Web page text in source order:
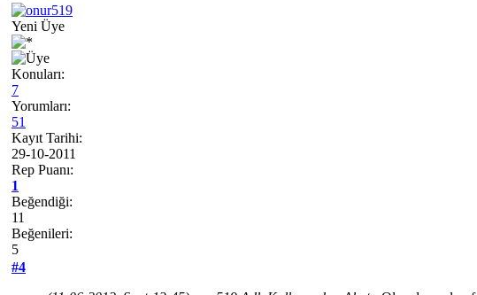
Yeni Üye
Konuları:
7
Yorumları:
51
Kayıt Tarihi:
29-10-2011
Rep Puanı:
1
Beğendiği:
11
Beğenileri:
5
#4